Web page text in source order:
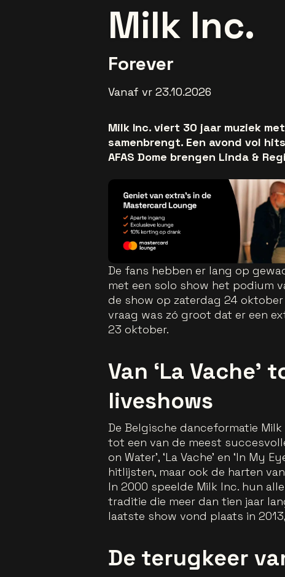
Milk Inc.
Forever
Vanaf vr 23.10.2026
Milk Inc. viert 30 jaar muziek
samenbrengt. Een avond vol
AFAS Dome brengen Linda &
De fans hebben er lang op
met een solo show het podium
de show op zaterdag 24
vraag was zó groot dat er een
23 oktober.
Van ‘La
liveshows
De Belgische danceformatie
tot een van de meest
on Water’, ‘La Vache’ en ‘In My
hitlijsten, maar ook de harten
In 2000 speelde Milk Inc. hun
traditie die meer dan tien jaar
laatste show vond plaats in
De terugkeer